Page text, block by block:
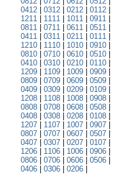
0412
0312 0212 0112
1211
1111 1011 0911
0811
0711 0611 0511
0411
0311 0211 0111
1210
1110 1010 0910
0810
0710 0610 0510
0410
0310 0210 0110
1209
1109 1009 0909
0809
0709 0609 0509
0409
0309 0209 0109
1208
1108 1008 0908
0808
0708 0608 0508
0408
0308 0208 0108
1207
1107 1007 0907
0807
0707 0607 0507
0407
0307 0207 0107
1206
1106 1006 0906
0806
0706 0606 0506
0406
0306 0206